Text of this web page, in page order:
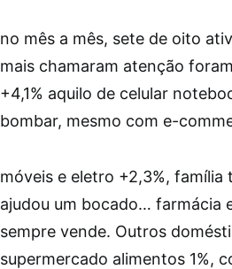
no mês a mês, sete de oito
mais chamaram atenção
+4,1% aquilo de celular
bombar, mesmo com e-
móveis e eletro +2,3%,
ajudou um bocado… farmácia
sempre vende. Outros
supermercado alimentos 1%,